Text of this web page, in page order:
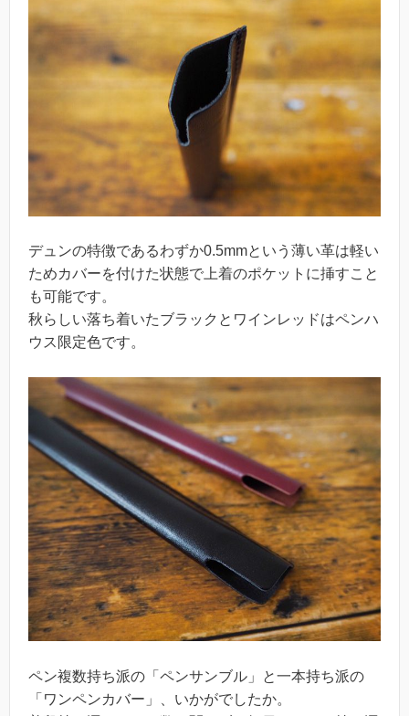
デュンの特徴であるわずか0.5mmという薄い革は軽い
ためカバーを付けた状態で上着のポケットに挿すこと
も可能です。
秋らしい落ち着いたブラックとワインレッドはペンハ
ウス限定色です。
ペン複数持ち派の「ペンサンブル」と一本持ち派の
「ワンペンカバー」、いかがでしたか。